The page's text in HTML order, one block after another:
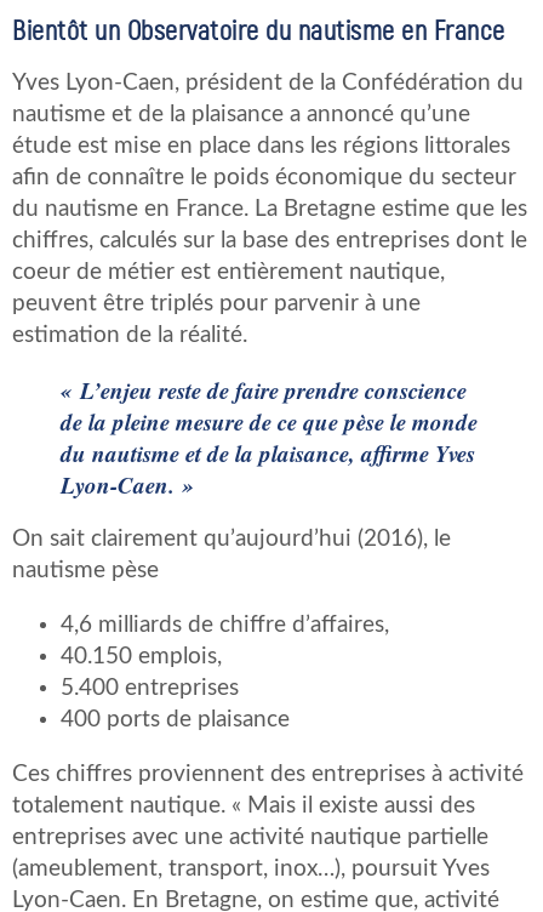
Bientôt un Observatoire du nautisme en France
Yves Lyon-Caen, président de la Confédération du
nautisme et de la plaisance a annoncé qu’une
étude est mise en place dans les régions littorales
afin de connaître le poids économique du secteur
du nautisme en France. La Bretagne estime que les
chiffres, calculés sur la base des entreprises dont le
coeur de métier est entièrement nautique,
peuvent être triplés pour parvenir à une
estimation de la réalité.
« L’enjeu reste de faire prendre conscience
de la pleine mesure de ce que pèse le monde
du nautisme et de la plaisance, affirme Yves
Lyon-Caen. »
On sait clairement qu’aujourd’hui (2016), le
nautisme pèse
4,6 milliards de chiffre d’affaires,
40.150 emplois,
5.400 entreprises
400 ports de plaisance
Ces chiffres proviennent des entreprises à activité
totalement nautique. « Mais il existe aussi des
entreprises avec une activité nautique partielle
(ameublement, transport, inox…), poursuit Yves
Lyon-Caen. En Bretagne, on estime que, activité